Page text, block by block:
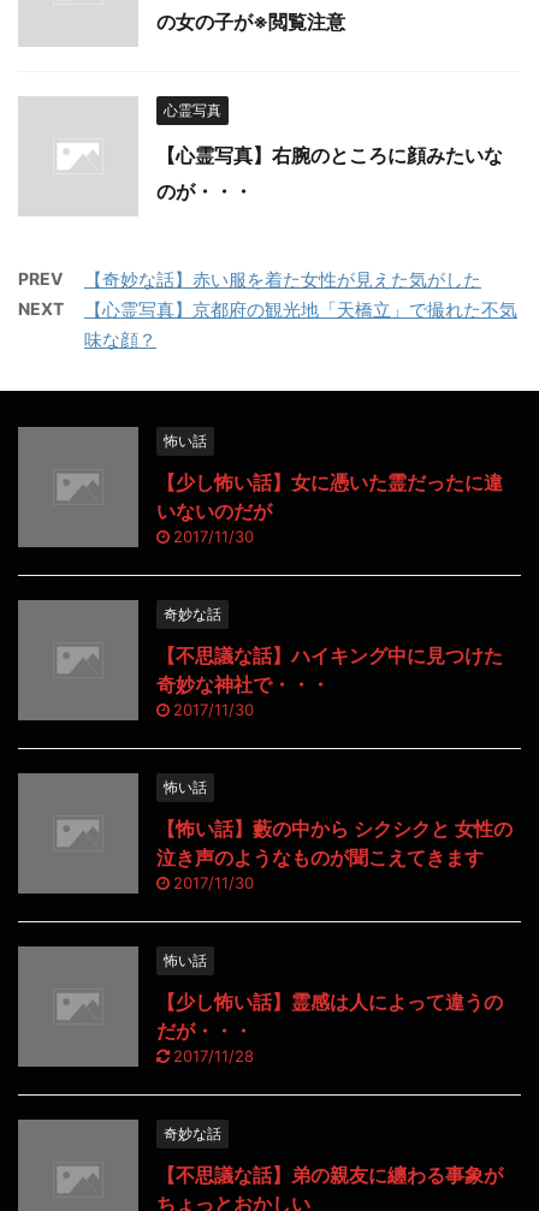
の女の子が※閲覧注意
心霊写真
【心霊写真】右腕のところに顔みたいな
のが・・・
PREV 【奇妙な話】赤い服を着た女性が見えた気がした
NEXT
【心霊写真】京都府の観光地「天橋立」で撮れた不気
味な顔？
怖い話
【少し怖い話】女に憑いた霊だったに違
いないのだが
2017/11/30
奇妙な話
【不思議な話】ハイキング中に見つけた
奇妙な神社で・・・
2017/11/30
怖い話
【怖い話】藪の中から シクシクと 女性の
泣き声のようなものが聞こえてきます
2017/11/30
怖い話
【少し怖い話】霊感は人によって違うの
だが・・・
2017/11/28
奇妙な話
【不思議な話】弟の親友に纏わる事象が
ちょっとおかしい